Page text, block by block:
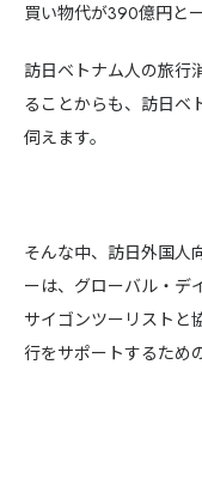
買い物代が390億円と
訪日ベトナム人の旅行
ることからも、訪日ベ
伺えます。
そんな中、訪日外国人
ーは、グローバル・デ
サイゴンツーリストと
行をサポートするため